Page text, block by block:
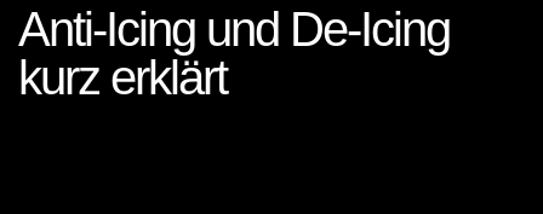
Anti-Icing und De-Icing
kurz erklärt